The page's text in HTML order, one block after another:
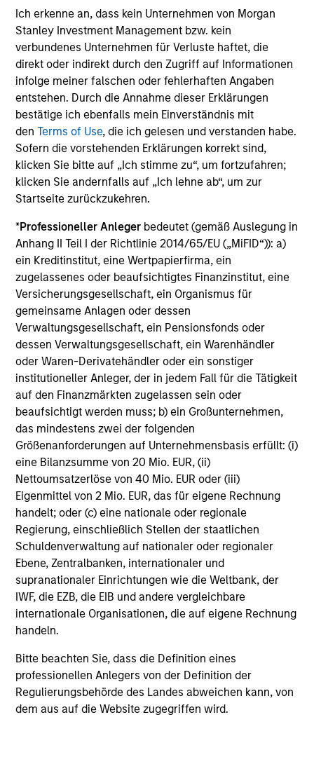
Ich erkenne an, dass kein Unternehmen von Morgan
Stanley Investment Management bzw. kein
verbundenes Unternehmen für Verluste haftet, die
direkt oder indirekt durch den Zugriff auf Informationen
infolge meiner falschen oder fehlerhaften Angaben
entstehen. Durch die Annahme dieser Erklärungen
bestätige ich ebenfalls mein Einverständnis mit
denTerms of Use, die ich gelesen und verstanden habe.
Sofern die vorstehenden Erklärungen korrekt sind,
klicken Sie bitte auf „Ich stimme zu“, um fortzufahren;
klicken Sie andernfalls auf „Ich lehne ab“, um zur
Startseite zurückzukehren.
*Professioneller Anleger bedeutet (gemäß Auslegung in
Anhang II Teil I der Richtlinie 2014/65/EU („MiFID“)): a)
ein Kreditinstitut, eine Wertpapierfirma, ein
zugelassenes oder beaufsichtigtes Finanzinstitut, eine
Versicherungsgesellschaft, ein Organismus für
gemeinsame Anlagen oder dessen
Verwaltungsgesellschaft, ein Pensionsfonds oder
dessen Verwaltungsgesellschaft, ein Warenhändler
oder Waren-Derivatehändler oder ein sonstiger
institutioneller Anleger, der in jedem Fall für die Tätigkeit
auf den Finanzmärkten zugelassen sein oder
beaufsichtigt werden muss; b) ein Großunternehmen,
das mindestens zwei der folgenden
Größenanforderungen auf Unternehmensbasis erfüllt: (i)
eine Bilanzsumme von 20 Mio. EUR, (ii)
Nettoumsatzerlöse von 40 Mio. EUR oder (iii)
Eigenmittel von 2 Mio. EUR, das für eigene Rechnung
handelt; oder (c) eine nationale oder regionale
Regierung, einschließlich Stellen der staatlichen
Schuldenverwaltung auf nationaler oder regionaler
Ebene, Zentralbanken, internationaler und
supranationaler Einrichtungen wie die Weltbank, der
IWF, die EZB, die EIB und andere vergleichbare
internationale Organisationen, die auf eigene Rechnung
handeln.
Bitte beachten Sie, dass die Definition eines
professionellen Anlegers von der Definition der
Regulierungsbehörde des Landes abweichen kann, von
dem aus auf die Website zugegriffen wird.
Investment Approach
The investment team believes that markets can be
inefficient and by performing rigorous analysis, the team
can position portfolios appropriately to add value over
factors, such as economic growth, inflation, monetary
policy, credit risk, and prepayment risk; yet markets tend
to be poor forecasters of future events, especially when
the implied market forecasts are out of line relative to
historic trends. They seek to identify these mispricings
and position client portfolios to exploit the value inherent
in these opportunities.
The team believes that successful portfolio management
depends on four factors:
Global Perspective
A Value-Driven Process
Diversified Holdings
Deep Fundamental Research
Investment Process
Top-down macro analysis integrated
with rigorous fundamental analysis
helps provide optimal portfolio
positioning